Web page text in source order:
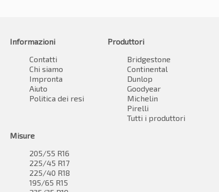
Informazioni
Contatti
Chi siamo
Impronta
Aiuto
Politica dei resi
Produttori
Bridgestone
Continental
Dunlop
Goodyear
Michelin
Pirelli
Tutti i produttori
Misure
205/55 R16
225/45 R17
225/40 R18
195/65 R15